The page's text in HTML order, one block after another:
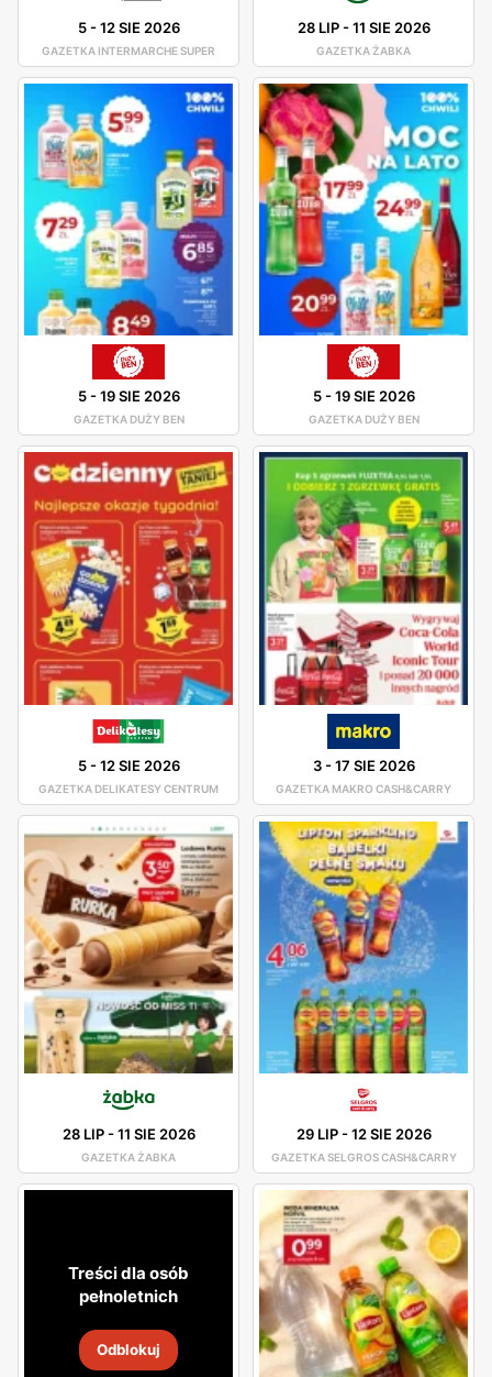
5-12 SIE 2026
GAZETKA INTERMARCHE SUPER
28 LIP-11 SIE 2026
GAZETKA ŻABKA
5-19 SIE 2026
GAZETKA DUŻY BEN
5-19 SIE 2026
GAZETKA DUŻY BEN
5-12 SIE 2026
GAZETKA DELIKATESY CENTRUM
3-17 SIE 2026
GAZETKA MAKRO CASH&CARRY
28 LIP-11 SIE 2026
GAZETKA ŻABKA
29 LIP-12 SIE 2026
GAZETKA SELGROS CASH&CARRY
Treści dla osób
pełnoletnich
Odblokuj